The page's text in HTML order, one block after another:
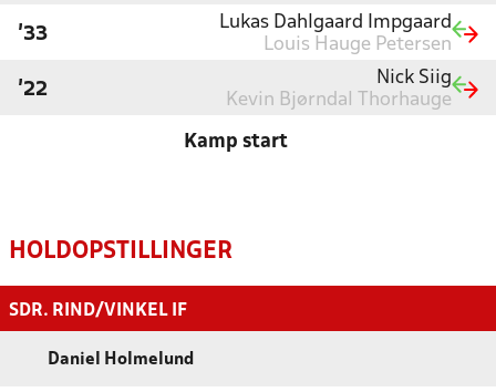
'33
Lukas Dahlgaard Impgaard
Louis Hauge Petersen
'22
Nick Siig
Kevin Bjørndal Thorhauge
Kamp start
HOLDOPSTILLINGER
SDR. RIND/VINKEL IF
Daniel Holmelund